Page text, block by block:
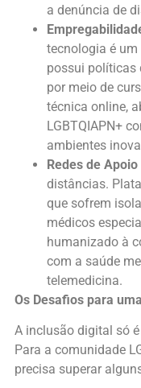
a denúncia de
tecnologia é um
possui políticas
por meio de
técnica online,
LGBTQIAPN+
ambientes
Redes de
distâncias.
que sofrem
médicos
humanizado à
com a saúde
telemedicina.
Os Desafios para
A inclusão digital só
Para a comunidade
precisa superar